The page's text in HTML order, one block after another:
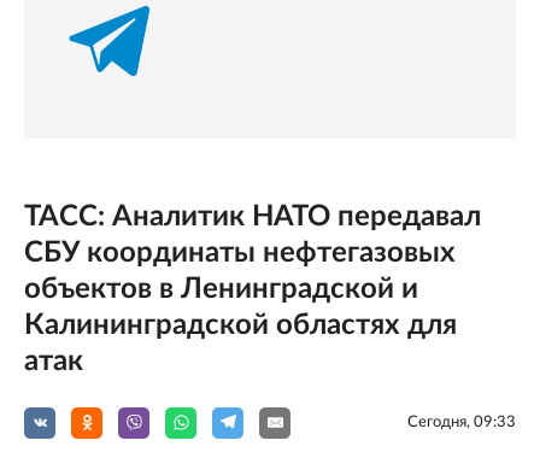
ТАСС: Аналитик НАТО передавал
СБУ координаты нефтегазовых
объектов в Ленинградской и
Калининградской областях для
атак
Сегодня, 09:33